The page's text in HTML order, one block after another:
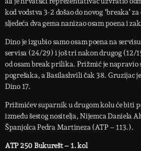
kod vodstva 3-2 došao do novog ‘breaka’
sljedeća dva gema nanizao osam poena i
Dino je izgubio samo osam poena na
servisa (24/29) i još tri nakon drugog (12/
od osam break prilika. Prižmić je napravio
pogrešaka, a Basilashvili čak 38. Gruzijac
Dino 17.
Prižmićev suparnik u drugom kolu će biti
između šestog nositelja, Nijemca Daniela
Španjolca Pedra Martineza (ATP – 113.).
ATP 250 Bukurešt – 1. kol